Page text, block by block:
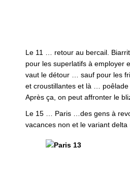
Le 11 … retour au bercail.
pour les superlatifs à employer
vaut le détour … sauf pour les
et croustillantes et là …
Après ça, on peut affronter le
Le 15 … Paris …des gens à
vacances non et le variant